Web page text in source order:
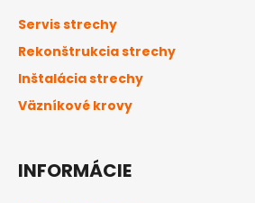
Servis strechy
Rekonštrukcia strechy
Inštalácia strechy
Väzníkové krovy
INFORMÁCIE